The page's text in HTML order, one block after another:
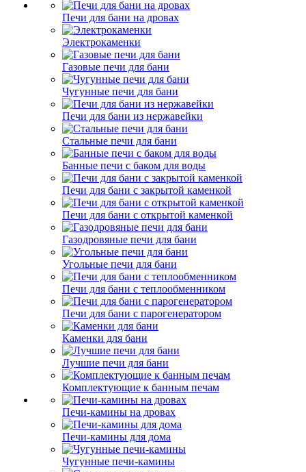
Печи для бани на дровах
Электрокаменки
Газовые печи для бани
Чугунные печи для бани
Печи для бани из нержавейки
Стальные печи для бани
Банные печи с баком для воды
Печи для бани с закрытой каменкой
Печи для бани с открытой каменкой
Газодровяные печи для бани
Угольные печи для бани
Печи для бани с теплообменником
Печи для бани с парогенератором
Каменки для бани
Лучшие печи для бани
Комплектующие к банным печам
Печи-камины на дровах
Печи-камины для дома
Чугунные печи-камины